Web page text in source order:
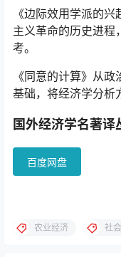
《边际效用学派的
主义革命的历史进程
考。
《同意的计算》从
基础，将经济学分析
国外经济学名著译
百度网盘
农业经济 社会